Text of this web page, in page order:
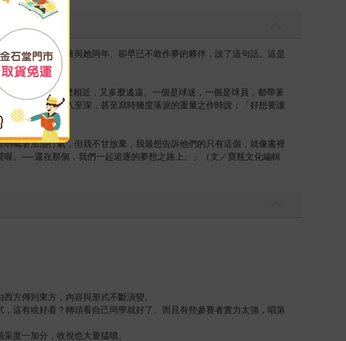
義憤填膺地對著與她同年、卻早已不敢作夢的夥伴，說了這句話。這是
這兩人，是多麼相近，又多麼遙遠。一個是球迷，一個是球員，都帶著
到這本自己投入至深，甚至寫時幾度落淚的重量之作時說：「好想要讓
喊著加油打氣，但我不甘放棄，我最想告訴他們的只有這個，就像書裡
。──還在那個，我們一起追逐的夢想之路上。」（文／寶瓶文化編輯
方傳到東方，內容與形式不斷演變。
這有啥好看？轉頭看自己同學就好了。而且有些參賽者實力太強，唱第
度一加分，收視也大量猛噴。